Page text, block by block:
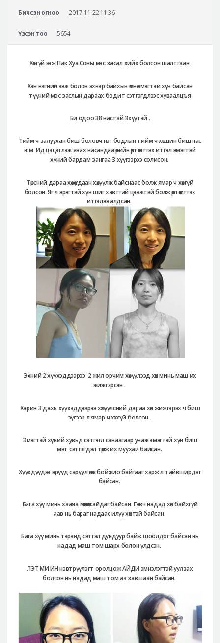
Бичсэн огноо 2017-11-22 11:36
Үзсэн тоо 5654
Хөхгүй ээж Пак Хуа Соны мэс засал хийх болсон шалтгаан
Хэн нэгний ээж болон эхнэр байхын өмнө эмэгтэй хүн байсан
түүний мэс заслын дараах бодит сэтгэгдлээс хуваалцъя
Би одоо 38 настай 3хүүтэй .
Тийм ч залуухан биш боловч нэг бодлын тийм ч хөгшин биш нас
юм. Ид цэцэглэж явах насандаа өөрийн өөртөө итгэх итгэл эмэгтэй
хүний бардам зангаа 3 хүүгээрээ солисон.
Төрсний дараа хөхөө удаан хөхүүлж байснаас болж ямар ч хөхгүй
болсон. Яг л эрэгтэй хүн шиг хавтгай цээжтэй болж өөртөө итгэх
итгэлээ алдсан.
Эхний 2 хүүхэддээрээ 2 жил орчим хөхүүлээд хөх минь маш их
жижгэрсэн .
Харин 3 дахь хүүхэддээрээ хөхүүлсний дараа хөх жижгэрэх ч биш
зүгээр л ямар ч хөхгүй болсон .
Эмэгтэй хүний хувьд сэтгэгл санаагаар унаж эмэгтэй хүн биш
мэт сэтгэгдэл төрж их муухай байсан.
Хүүхдүүдээ эрүүд саруул өсөж бойжио байгааг харж л тайвширдаг
байсан.
Бага хүү минь хааяа мөөмөө хайдаг байсан. Гэвч надад хөх байхгүй
аав нь бараг надаас илүү хөхтэй байсан.
Бага хүү минь тэрэнд сэтгэл дундуур байж шоолдог байсан нь
надад маш том шарх болон үлдсэн.
ЛЭТ МИ ИН нэвтрүүлэгт оролцож АЙДИ эмнэлэгтэй уулзах
болсон нь надад маш том аз завшаан байсан.